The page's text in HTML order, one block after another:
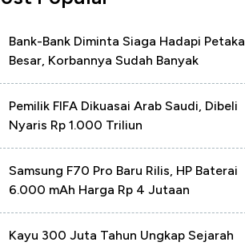
Bank-Bank Diminta Siaga Hadapi Petaka
Besar, Korbannya Sudah Banyak
Pemilik FIFA Dikuasai Arab Saudi, Dibeli
Nyaris Rp 1.000 Triliun
Samsung F70 Pro Baru Rilis, HP Baterai
6.000 mAh Harga Rp 4 Jutaan
Kayu 300 Juta Tahun Ungkap Sejarah